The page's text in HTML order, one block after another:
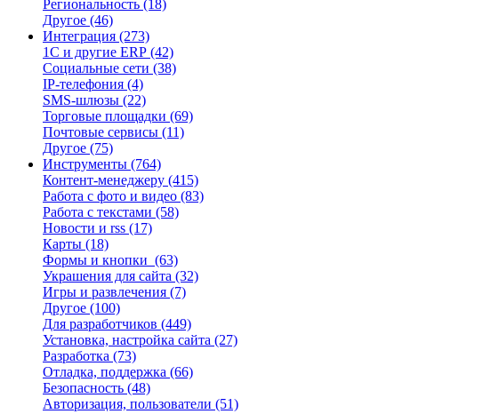
Региональность (18)
Другое (46)
Интеграция (273)
1С и другие ERP (42)
Социальные сети (38)
IP-телефония (4)
SMS-шлюзы (22)
Торговые площадки (69)
Почтовые сервисы (11)
Другое (75)
Инструменты (764)
Контент-менеджеру (415)
Работа с фото и видео (83)
Работа с текстами (58)
Новости и rss (17)
Карты (18)
Формы и кнопки (63)
Украшения для сайта (32)
Игры и развлечения (7)
Другое (100)
Для разработчиков (449)
Установка, настройка сайта (27)
Разработка (73)
Отладка, поддержка (66)
Безопасность (48)
Авторизация, пользователи (51)